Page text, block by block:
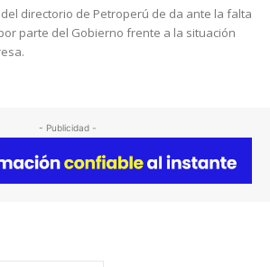
directorio de Petroperú de da ante la falta
parte del Gobierno frente a la situación
- Publicidad -